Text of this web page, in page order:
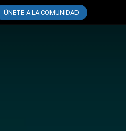
ÚNETE A LA COMUNIDAD